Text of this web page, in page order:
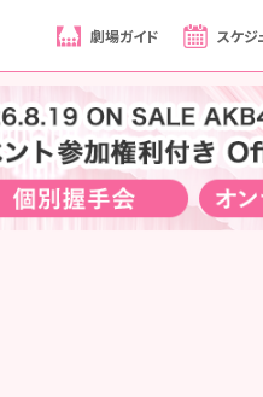
劇場ガイド スケジ